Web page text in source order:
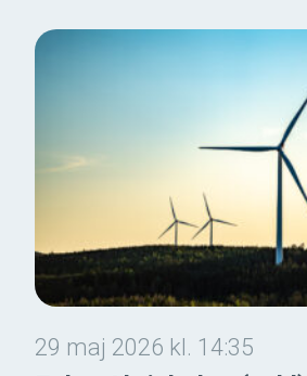
29 maj 2026 kl. 14:35